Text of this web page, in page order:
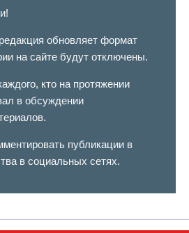
обновляет формат
на сайте будут отключены.
кто на протяжении
в обсуждении
публикации в
в социальных сетях.